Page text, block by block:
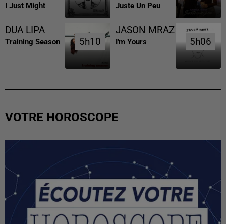
I Just Might Juste Un Peu
DUA LIPA
Training Season 5h10
5h10
JASON MRAZ
I'm Yours 5h06
5h06
VOTRE HOROSCOPE